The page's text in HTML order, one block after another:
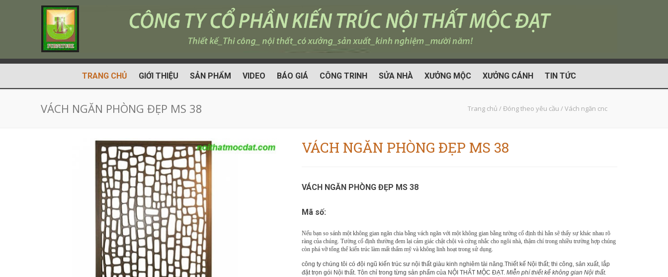
TRANG CHỦ GIỚI THIỆU SẢN PHẨM VIDEO BÁO GIÁ CÔNG TRINH SỬA NHÀ XƯỞNG MỘC XƯỞNG CÁNH TIN TỨC
VÁCH NGĂN PHÒNG ĐẸP MS 38 Trang chủ /Đóng theo yêu cầu /Vách ngăn cnc
VÁCH NGĂN PHÒNG ĐẸP MS 38
VÁCH NGĂN PHÒNG ĐẸP MS 38
Mã số:
Nếu bạn so sánh một không gian ngăn chia bằng vách ngăn với một không gian bằng tường cố định thì hẳn sẽ thấy sự khác nhau rõ
ràng của chúng. Tường cố định thường đem lại cảm giác chật chội và cứng nhắc cho ngôi nhà, thậm chí trong nhiều trường hợp chúng
còn phá vỡ tổng thể kiến trúc làm mất thẩm mỹ và không linh hoạt trong sử dụng.
công ty chúng tôi có đội ngũ kiến trúc sư nội thất giàu kinh nghiêm tài năng.Thiết kế Nội thất; thi công, sản xuất, lắp
đặt trọn gói Nội thất. Tôn chỉ trong từng sản phẩm của NỘI THẤT MỘC ĐẠT. Miễn phí thiết kế không gian Nội thất.